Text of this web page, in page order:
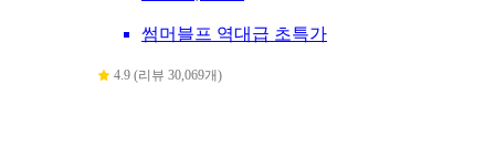
썸머블프 역대급 초특가
4.9 (리뷰 30,069개)